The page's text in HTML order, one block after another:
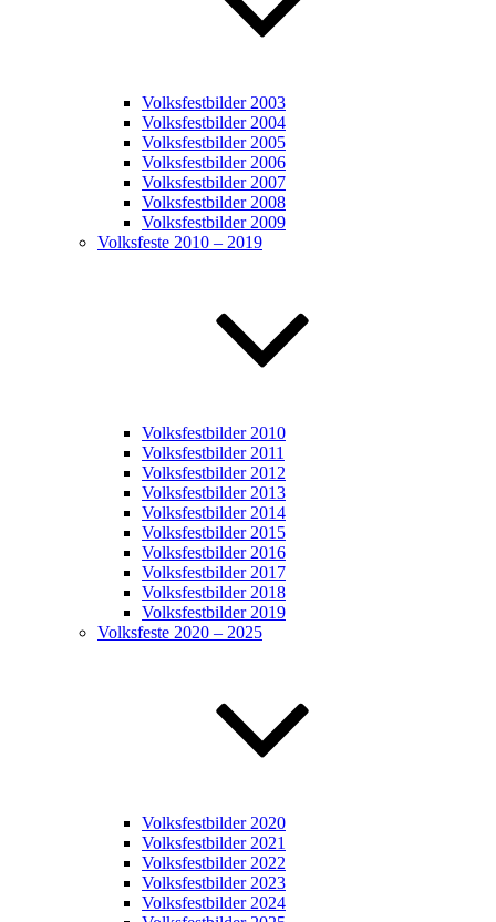
Volksfestbilder 2003
Volksfestbilder 2004
Volksfestbilder 2005
Volksfestbilder 2006
Volksfestbilder 2007
Volksfestbilder 2008
Volksfestbilder 2009
Volksfeste 2010 – 2019
Volksfestbilder 2010
Volksfestbilder 2011
Volksfestbilder 2012
Volksfestbilder 2013
Volksfestbilder 2014
Volksfestbilder 2015
Volksfestbilder 2016
Volksfestbilder 2017
Volksfestbilder 2018
Volksfestbilder 2019
Volksfeste 2020 – 2025
Volksfestbilder 2020
Volksfestbilder 2021
Volksfestbilder 2022
Volksfestbilder 2023
Volksfestbilder 2024